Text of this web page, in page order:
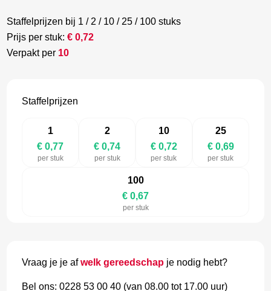
Staffelprijzen bij 1 / 2 / 10 / 25 / 100 stuks
Prijs per stuk:€0,72
Verpakt per 10
Staffelprijzen
1
€ 0,77
per stuk
2
€ 0,74
per stuk
10
€ 0,72
per stuk
25
€ 0,69
per stuk
100
€ 0,67
per stuk
Vraag je je afwelk gereedschap je nodig hebt?
Bel ons: 0228 53 00 40 (van 08.00 tot 17.00 uur)